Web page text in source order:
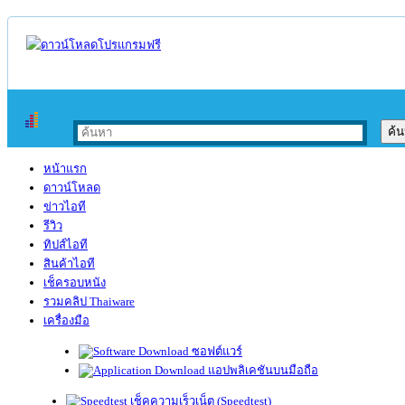
หน้าแรก
ดาวน์โหลด
ข่าวไอที
รีวิว
ทิปส์ไอที
สินค้าไอที
เช็ครอบหนัง
รวมคลิป Thaiware
เครื่องมือ
ซอฟต์แวร์
แอปพลิเคชันบนมือถือ
เช็คความเร็วเน็ต (Speedtest)